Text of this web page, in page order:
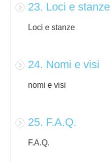
23. Loci e stanze
Loci e stanze
24. Nomi e visi
nomi e visi
25. F.A.Q.
F.A.Q.